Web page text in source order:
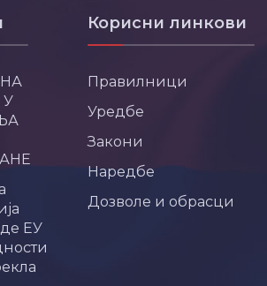
У
ЕУ
Корисни линкови
Правилници
Уредбе
Закони
Наредбе
Дозволе и обрасци